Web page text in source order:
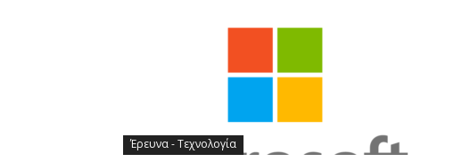
Έρευνα - Τεχνολογία